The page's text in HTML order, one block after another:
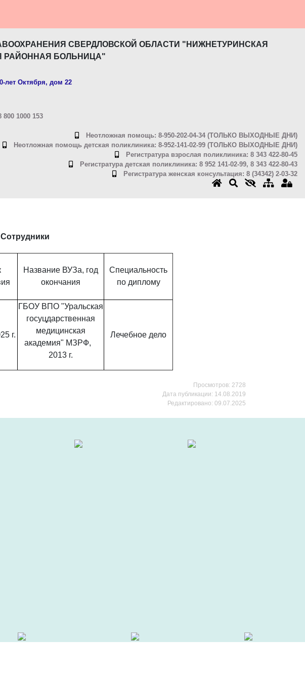
СВЕРДЛОВСКОЙ ОБЛАСТИ "НИЖНЕТУРИНСКАЯ
РАЙОННАЯ БОЛЬНИЦА"
лет Октября, дом 22
1000 153
Неотложная помощь: 8-950-202-04-34 (ТОЛЬКО ВЫХОДНЫЕ ДНИ)
Неотложная помощь детская поликлиника: 8-952-141-02-99 (ТОЛЬКО ВЫХОДНЫЕ ДНИ)
Регистратура взрослая поликлиника: 8 343 422-80-45
Регистратура детская поликлиника: 8 952 141-02-99, 8 343 422-80-43
Регистратура женская консультация: 8 (34342) 2-03-32
Название ВУЗа, год
окончания
Специальность
по диплому
г.
ГБОУ ВПО "Уральская
госуцдарственная
медицинская
академия" МЗРФ,
2013 г.
Лечебное дело
Просмотров: 2728
Дата публикации: 14.08.2019
Редактировано: 09.07.2025